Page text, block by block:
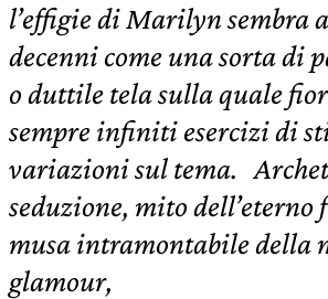
l’effigie di Marilyn sembra
decenni come una sorta di
o duttile tela sulla quale
sempre infiniti esercizi di
variazioni sul tema.
seduzione, mito dell’eterno
musa intramontabile della
glamour,